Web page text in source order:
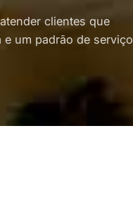
clientes que
um padrão de serviço